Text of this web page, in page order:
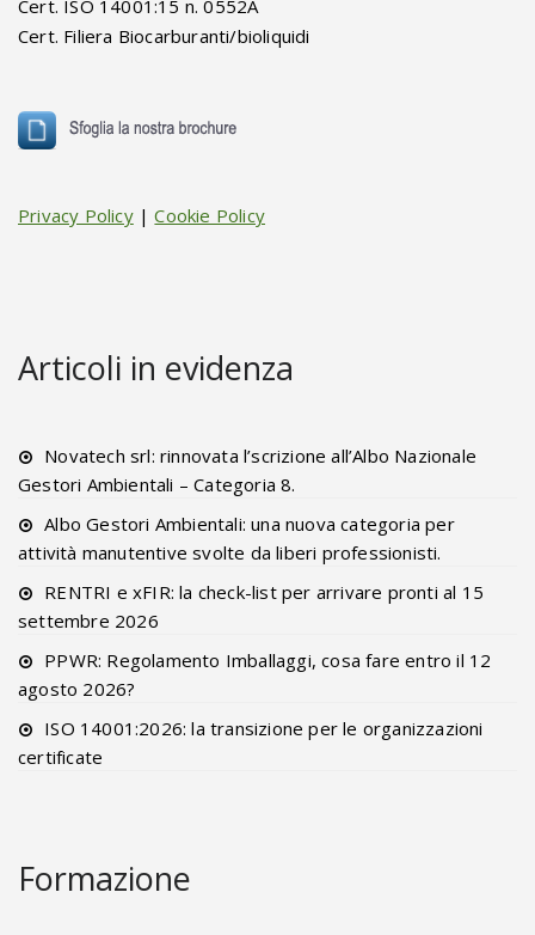
Cert. ISO 14001:15 n. 0552A
Cert. Filiera Biocarburanti/bioliquidi
Privacy Policy|Cookie Policy
Articoli in evidenza
Novatech srl: rinnovata l’scrizione all’Albo Nazionale
Gestori Ambientali – Categoria 8.
Albo Gestori Ambientali: una nuova categoria per
attività manutentive svolte da liberi professionisti.
RENTRI e xFIR: la check-list per arrivare pronti al 15
settembre 2026
PPWR: Regolamento Imballaggi, cosa fare entro il 12
agosto 2026?
ISO 14001:2026: la transizione per le organizzazioni
certificate
Formazione